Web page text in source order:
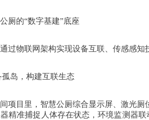
厕的“数字基建”底座
过物联网架构实现设备互联、传感感
岛，构建互联生态
项目里，智慧公厕综合显示屏、激光
精准捕捉人体存在状态，环境监测器